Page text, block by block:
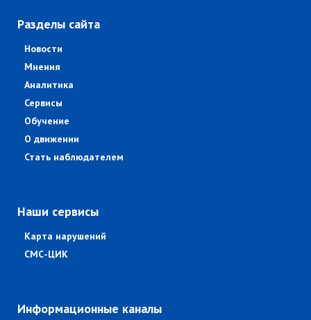
Разделы сайта
Новости
Мнения
Аналитика
Сервисы
Обучение
О движении
Стать наблюдателем
Наши сервисы
Карта нарушений
СМС-ЦИК
Информационные каналы